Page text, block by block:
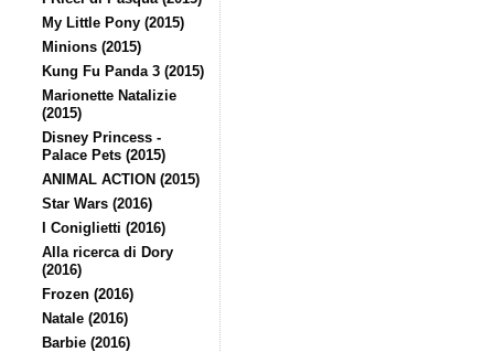
My Little Pony (2015)
Minions (2015)
Kung Fu Panda 3 (2015)
Marionette Natalizie
(2015)
Disney Princess -
Palace Pets (2015)
ANIMAL ACTION (2015)
Star Wars (2016)
I Coniglietti (2016)
Alla ricerca di Dory
(2016)
Frozen (2016)
Natale (2016)
Barbie (2016)